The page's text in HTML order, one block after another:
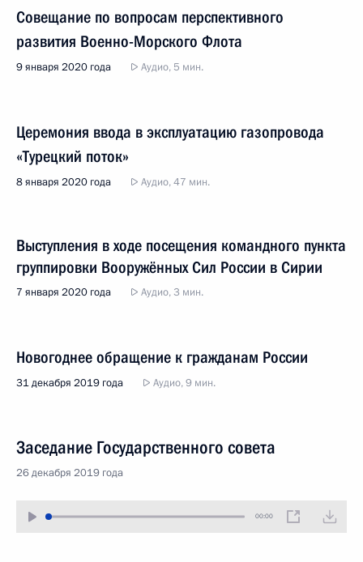
Совещание по вопросам перспективного
развития Военно-Морского Флота
9 января 2020 года Аудио, 5 мин.
Церемония ввода в эксплуатацию газопровода
«Турецкий поток»
8 января 2020 года Аудио, 47 мин.
Выступления в ходе посещения командного пункта
группировки Вооружённых Сил России в Сирии
7 января 2020 года Аудио, 3 мин.
Новогоднее обращение к гражданам России
31 декабря 2019 года Аудио, 9 мин.
Заседание Государственного совета
26 декабря 2019 года
00:00